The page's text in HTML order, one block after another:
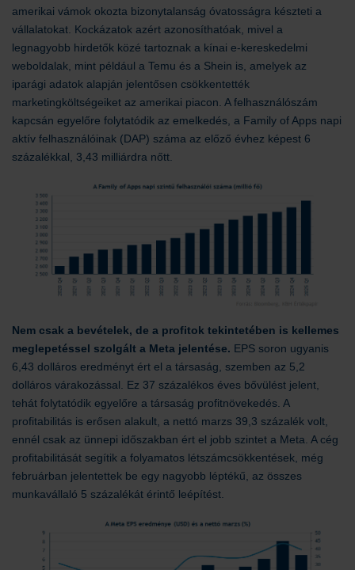
amerikai vámok okozta bizonytalanság óvatosságra készteti a
vállalatokat. Kockázatok azért azonosíthatóak, mivel a
legnagyobb hirdetők közé tartoznak a kínai e-kereskedelmi
weboldalak, mint például a Temu és a Shein is, amelyek az
iparági adatok alapján jelentősen csökkentették
marketingköltségeiket az amerikai piacon. A felhasználószám
kapcsán egyelőre folytatódik az emelkedés, a Family of Apps napi
aktív felhasználóinak (DAP) száma az előző évhez képest 6
százalékkal, 3,43 milliárdra nőtt.
Nem csak a bevételek, de a profitok tekintetében is kellemes
meglepetéssel szolgált a Meta jelentése. EPS soron ugyanis
6,43 dolláros eredményt ért el a társaság, szemben az 5,2
dolláros várakozással. Ez 37 százalékos éves bővülést jelent,
tehát folytatódik egyelőre a társaság profitnövekedés. A
profitabilitás is erősen alakult, a nettó marzs 39,3 százalék volt,
ennél csak az ünnepi időszakban ért el jobb szintet a Meta. A cég
profitabilitását segítik a folyamatos létszámcsökkentések, még
februárban jelentettek be egy nagyobb léptékű, az összes
munkavállaló 5 százalékát érintő leépítést.